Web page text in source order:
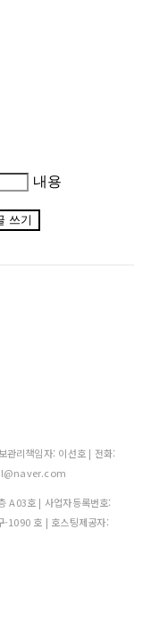
내용
쓰기
리책임자: 이선호 | 전화:
A03호 | 사업자등록번호:
-1090 호 | 호스팅제공자: